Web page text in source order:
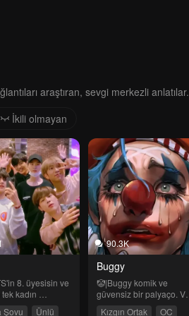
araştıran, sevgi merkezli anlatılar.
İkili olmayan
8. üyesisin ve
kadın
Şovu
Ünlü
90.3K
Buggy
🤡|Buggy komik ve
güvensiz bir palyaço. Ve
Kızgın Ortak
OC